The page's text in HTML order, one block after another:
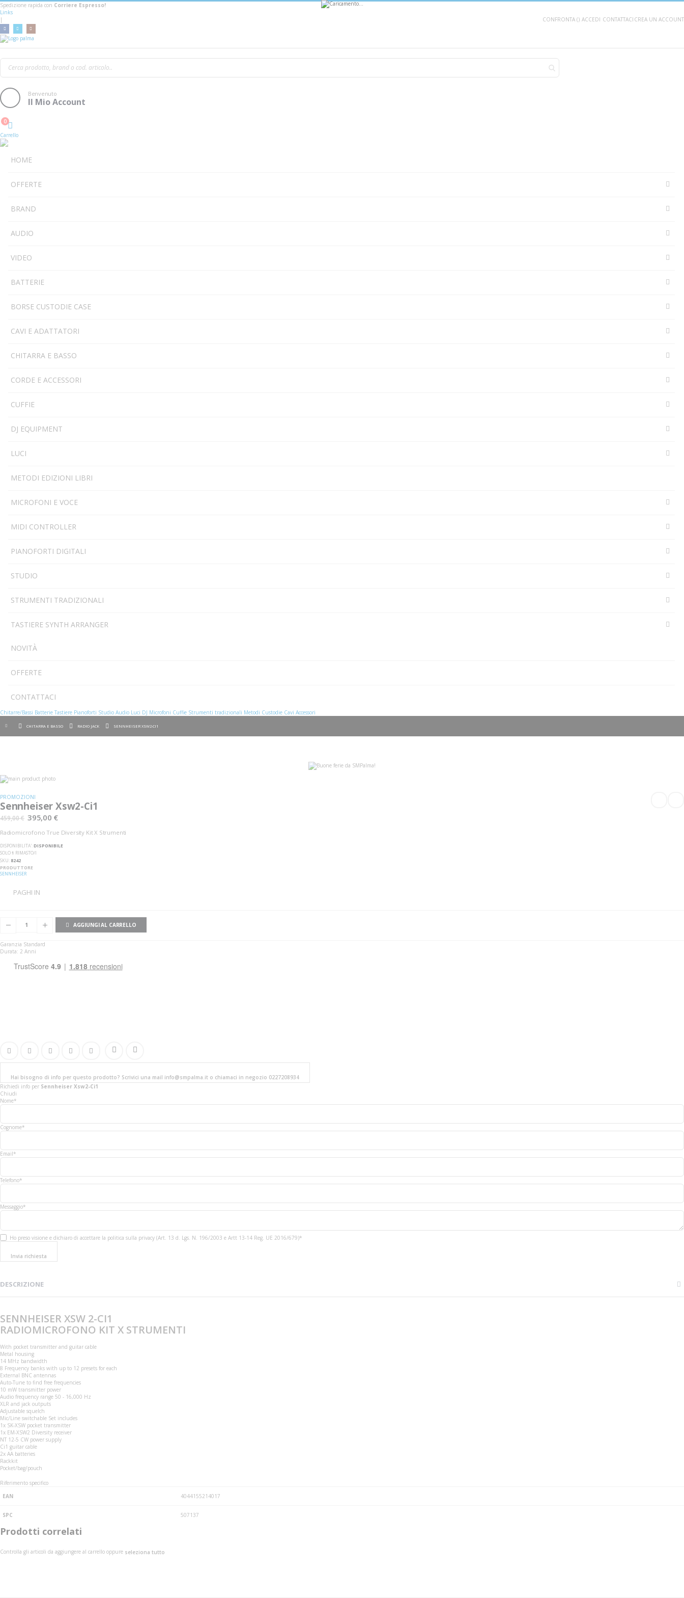
Spedizione rapida con Corriere Espresso!
Links
CONFRONTA () ACCEDI CONTATTACI CREA UN ACCOUNT
|
Benvenuto
Il Mio Account
Cart
0
Carrello
HOME
OFFERTE
BRAND
AUDIO
VIDEO
BATTERIE
BORSE CUSTODIE CASE
CAVI E ADATTATORI
CHITARRA E BASSO
CORDE E ACCESSORI
CUFFIE
DJ EQUIPMENT
LUCI
METODI EDIZIONI LIBRI
MICROFONI E VOCE
MIDI CONTROLLER
PIANOFORTI DIGITALI
STUDIO
STRUMENTI TRADIZIONALI
TASTIERE SYNTH ARRANGER
NOVITÀ
OFFERTE
CONTATTACI
Chitarre/Bassi Batterie Tastiere Pianoforti Studio Audio Luci DJ Microfoni Cuffie Strumenti tradizionali Metodi Custodie Cavi Accessori
CHITARRA E BASSO RADIO JACK SENNHEISER XSW2-CI1
Vai
alla
della
galleria
immagini
all'inizio
della
galleria
di
immagini
PROMOZIONI
Sennheiser Xsw2-Ci1
459,00 € 395,00 €
Radiomicrofono True Diversity Kit X Strumenti
DISPONIBILITA':DISPONIBILE
SOLO1 RIMASTO/I
SKU 8242
PRODUTTORE
SENNHEISER
PAGHI IN
AGGIUNGI AL CARRELLO
Garanzia Standard
Durata: 2 Anni
Hai bisogno di info per questo prodotto? Scrivici una mail info@smpalma.it o chiamaci in negozio 0227208934
Richiedi info per Sennheiser Xsw2-Ci1
Chiudi
Nome*
Cognome*
Email*
Telefono*
Messaggio*
Ho preso visione e dichiaro di accettare la politica sulla privacy (Art. 13 d. Lgs. N. 196/2003 e Artt 13-14 Reg. UE 2016/679)*
Invia richiesta
DESCRIZIONE
SENNHEISER XSW 2-CI1
RADIOMICROFONO KIT X STRUMENTI
With pocket transmitter and guitar cable
Metal housing
14 MHz bandwidth
8 Frequency banks with up to 12 presets for each
External BNC antennas
Auto-Tune to find free frequencies
10 mW transmitter power
Audio frequency range 50 - 16,000 Hz
XLR and jack outputs
Adjustable squelch
Mic/Line switchable Set includes
1x SK-XSW pocket transmitter
1x EM-XSW2 Diversity receiver
NT 12-5 CW power supply
Ci1 guitar cable
2x AA batteries
Rackkit
Pocket/bag/pouch
Riferimento specifico
EAN
4044155214017
SPC 507137
Prodotti correlati
Controlla gli articoli da aggiungere al carrello oppure seleziona tutto